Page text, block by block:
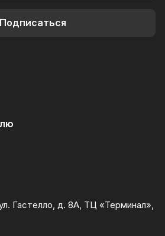
Подписаться
Гастелло, д. 8А, ТЦ «Терминал»,